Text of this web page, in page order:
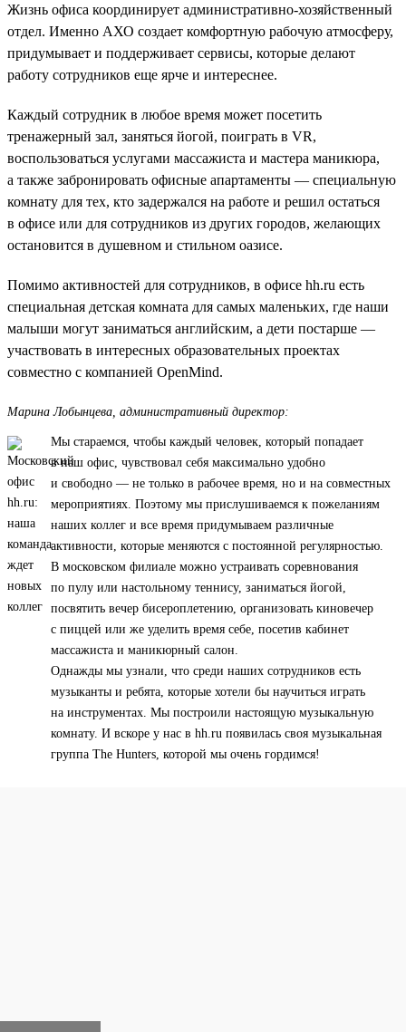
Жизнь офиса координирует административно-хозяйственный
отдел. Именно АХО создает комфортную рабочую атмосферу,
придумывает и поддерживает сервисы, которые делают
работу сотрудников еще ярче и интереснее.
Каждый сотрудник в любое время может посетить
тренажерный зал, заняться йогой, поиграть в VR,
воспользоваться услугами массажиста и мастера маникюра,
а также забронировать офисные апартаменты — специальную
комнату для тех, кто задержался на работе и решил остаться
в офисе или для сотрудников из других городов, желающих
остановится в душевном и стильном оазисе.
Помимо активностей для сотрудников, в офисе hh.ru есть
специальная детская комната для самых маленьких, где наши
малыши могут заниматься английским, а дети постарше —
участвовать в интересных образовательных проектах
совместно с компанией OpenMind.
Марина Лобынцева, административный директор:
Мы стараемся, чтобы каждый человек, который попадает
в наш офис, чувствовал себя максимально удобно
и свободно — не только в рабочее время, но и на совместных
мероприятиях. Поэтому мы прислушиваемся к пожеланиям
наших коллег и все время придумываем различные
активности, которые меняются с постоянной регулярностью.
В московском филиале можно устраивать соревнования
по пулу или настольному теннису, заниматься йогой,
посвятить вечер бисероплетению, организовать киновечер
с пиццей или же уделить время себе, посетив кабинет
массажиста и маникюрный салон.
Однажды мы узнали, что среди наших сотрудников есть
музыканты и ребята, которые хотели бы научиться играть
на инструментах. Мы построили настоящую музыкальную
комнату. И вскоре у нас в hh.ru появилась своя музыкальная
группа The Hunters, которой мы очень гордимся!